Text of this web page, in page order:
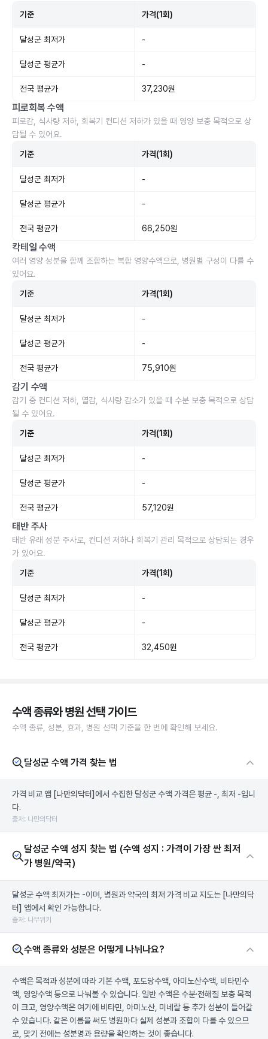
기준 가격(1회)
달성군 최저가 -
달성군 평균가 -
전국 평균가 37,230원
피로회복 수액
피로감, 식사량 저하, 회복기 컨디션 저하가 있을 때 영양 보충 목적으로 상
담될 수 있어요.
기준 가격(1회)
달성군 최저가 -
달성군 평균가 -
전국 평균가 66,250원
칵테일 수액
여러 영양 성분을 함께 조합하는 복합 영양수액으로, 병원별 구성이 다를 수
있어요.
기준 가격(1회)
달성군 최저가 -
달성군 평균가 -
전국 평균가 75,910원
감기 수액
감기 중 컨디션 저하, 열감, 식사량 감소가 있을 때 수분 보충 목적으로 상담
될 수 있어요.
기준 가격(1회)
달성군 최저가 -
달성군 평균가 -
전국 평균가 57,120원
태반 주사
태반 유래 성분 주사로, 컨디션 저하나 회복기 관리 목적으로 상담되는 경우
가 있어요.
기준 가격(1회)
달성군 최저가 -
달성군 평균가 -
전국 평균가 32,450원
수액 종류와 병원 선택 가이드
수액 종류, 성분, 효과, 병원 선택 기준을 한 번에 확인해 보세요.
달성군 수액 가격 찾는 법
가격 비교 앱 [나만의닥터] 에서 수집한 달성군 수액 가격은 평균 -, 최저 -입니
다.
출처: 나만의닥터
달성군 수액 성지 찾는 법 (수액 성지 : 가격이 가장 싼 최저
가 병원/약국)
달성군 수액 최저가는 -이며, 병원과 약국의 최저 가격 비교 지도는 [나만의닥
터] 앱에서 확인 가능합니다.
출처: 나무위키
수액 종류와 성분은 어떻게 나뉘나요?
수액은 목적과 성분에 따라 기본 수액, 포도당수액, 아미노산수액, 비타민수
액, 영양수액 등으로 나눠볼 수 있습니다. 일반 수액은 수분·전해질 보충 목적
이 크고, 영양수액은 여기에 비타민, 아미노산, 미네랄 등 추가 성분이 들어갈
수 있습니다. 같은 이름을 써도 병원마다 실제 성분과 조합이 다를 수 있으므
로, 맞기 전에는 성분명과 용량을 확인하는 것이 좋습니다.